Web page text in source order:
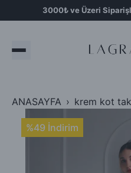
3000₺ ve Üzeri
ANASAYFA krem kot
%49 İndirim